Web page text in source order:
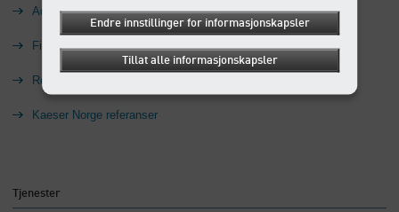
Aquaculture
Finansiering
Referanseprosjekter
Kaeser Norge referanser
Tjenester
Endre innstillinger for informasjonskapsler
Tillat alle informasjonskapsler